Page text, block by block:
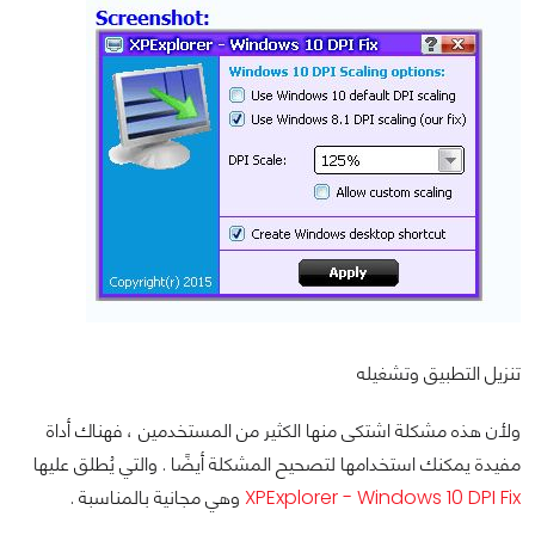
تنزيل التطبيق وتشغيله
ولأن هذه مشكلة اشتكى منها الكثير من المستخدمين ، فهناك أداة
مفيدة يمكنك استخدامها لتصحيح المشكلة أيضًا . والتي يُطلق عليها
XPExplorer - Windows 10 DPI Fix وهي مجانية بالمناسبة .